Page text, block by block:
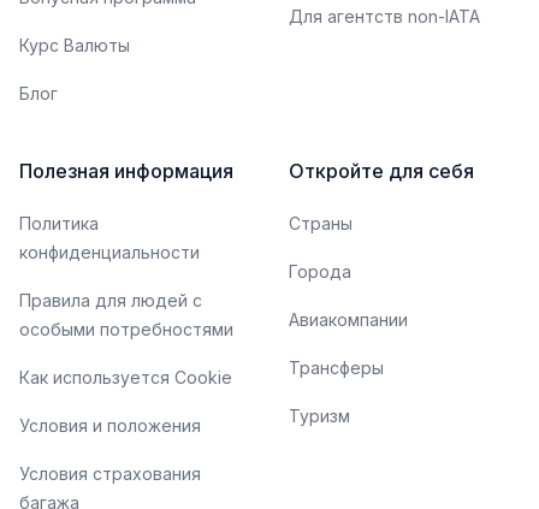
Курс Валюты
Блог
Для агентств non-IATA
Полезная информация
Политика
конфиденциальности
Правила для людей с
особыми потребностями
Как используется Cookie
Условия и положения
Условия страхования
багажа
Откройте для себя
Страны
Города
Авиакомпании
Трансферы
Туризм